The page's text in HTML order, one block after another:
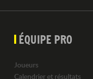
ÉQUIPE PRO
Joueurs
Calendrier et résultats